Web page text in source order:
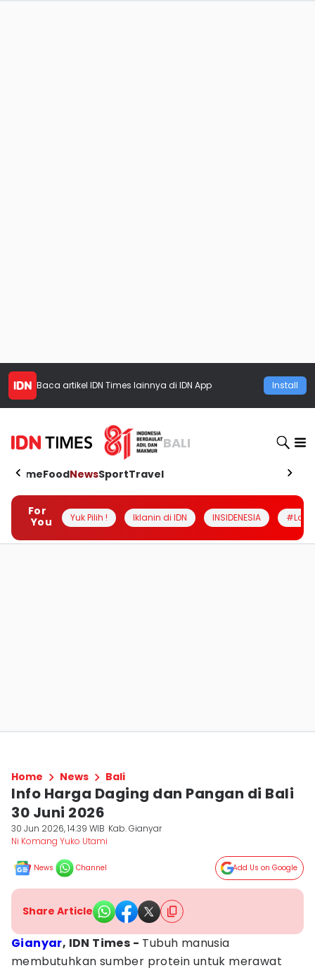
Baca artikel IDN Times lainnya di IDN App Install
BALI
HomeFoodNewsSportTravel
For
You
Yuk Pilih ! Iklanin di IDN INSIDENESIA
Home News Bali
Info Harga Daging dan Pangan di Bali
30 Juni 2026
30 Jun 2026, 14:39 WIB Kab. Gianyar
Ni Komang Yuko Utami
News Channel Add Us on Google
Share Article
Gianyar, IDN Times - Tubuh manusia
membutuhkan sumber protein untuk merawat